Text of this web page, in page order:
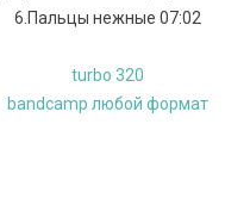
6.Пальцы нежные 07:02
turbo 320
bandcamp любой формат